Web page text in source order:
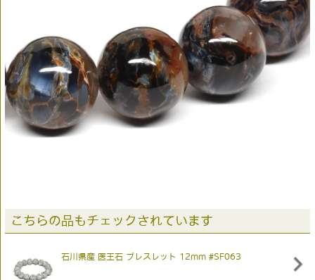
こちらの品もチェックされています
石川県産 医王石 ブレスレット 12mm #SF063